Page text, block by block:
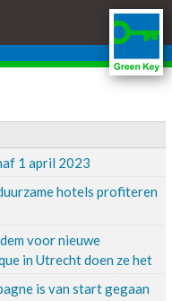
1 april 2023
hotels profiteren
voor nieuwe
in Utrecht doen ze het
is van start gegaan